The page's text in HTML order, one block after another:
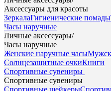
Аксессуары для красоты
ЗеркалаГигиенические помады
Часы наручные
Личные аксессуары/
Часы наручные
Женские наручные часы
Солнцезащитные очкиКниги
Спортивные сувениры
Спортивные сувениры
Спортивные шейкеры